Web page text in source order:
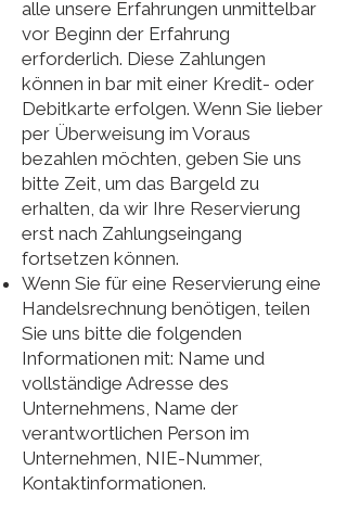
alle unsere Erfahrungen unmittelbar
vor Beginn der Erfahrung
erforderlich. Diese Zahlungen
können in bar mit einer Kredit- oder
Debitkarte erfolgen. Wenn Sie lieber
per Überweisung im Voraus
bezahlen möchten, geben Sie uns
bitte Zeit, um das Bargeld zu
erhalten, da wir Ihre Reservierung
erst nach Zahlungseingang
fortsetzen können.
Wenn Sie für eine Reservierung eine
Handelsrechnung benötigen, teilen
Sie uns bitte die folgenden
Informationen mit: Name und
vollständige Adresse des
Unternehmens, Name der
verantwortlichen Person im
Unternehmen, NIE-Nummer,
Kontaktinformationen.